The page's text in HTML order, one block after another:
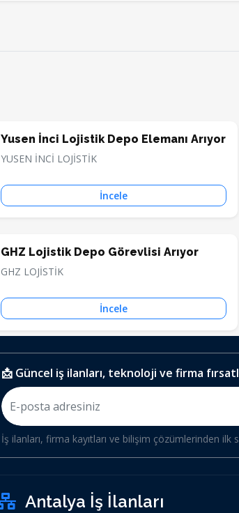
Yusen İnci Lojistik Depo Elemanı Arıyor
YUSEN İNCİ LOJİSTİK
İncele
GHZ Lojistik Depo Görevlisi Arıyor
GHZ LOJİSTİK
İncele
📩 Güncel iş ilanları, teknoloji ve firma
İş ilanları, firma kayıtları ve bilişim çözümlerinden ilk
Antalya İş İlanları